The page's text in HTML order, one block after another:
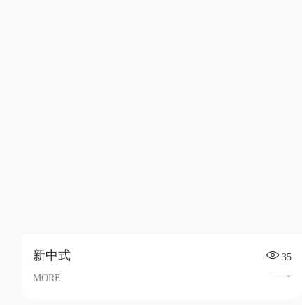
新中式
35
MORE